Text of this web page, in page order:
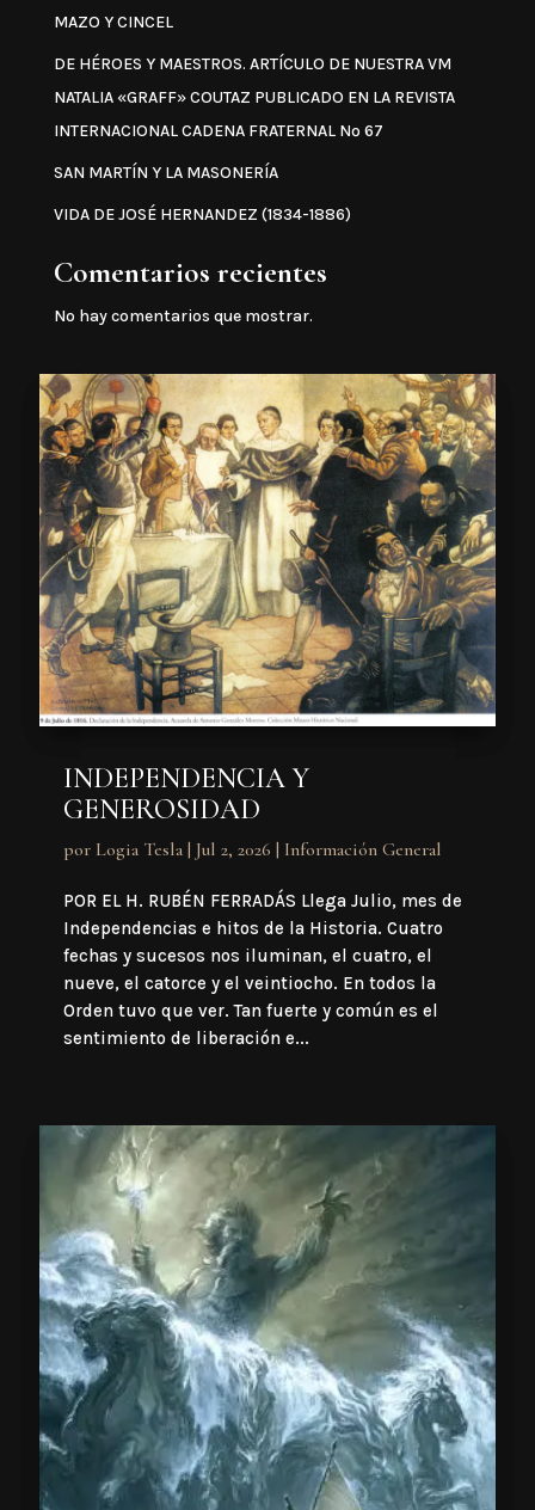
MAZO Y CINCEL
DE HÉROES Y MAESTROS. ARTÍCULO DE NUESTRA VM
NATALIA «GRAFF» COUTAZ PUBLICADO EN LA REVISTA
INTERNACIONAL CADENA FRATERNAL Nº 67
SAN MARTÍN Y LA MASONERÍA
VIDA DE JOSÉ HERNANDEZ (1834-1886)
Comentarios recientes
No hay comentarios que mostrar.
INDEPENDENCIA Y
GENEROSIDAD
por Logia Tesla| Jul 2, 2026 | Información General
POR EL H. RUBÉN FERRADÁS Llega Julio, mes de
Independencias e hitos de la Historia. Cuatro
fechas y sucesos nos iluminan, el cuatro, el
nueve, el catorce y el veintiocho. En todos la
Orden tuvo que ver. Tan fuerte y común es el
sentimiento de liberación e...